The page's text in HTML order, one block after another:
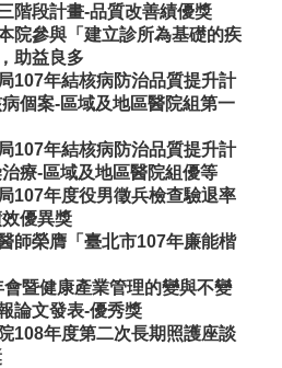
階段計畫-品質改善績優獎
院參與「建立診所為基礎的疾
助益良多
107年結核病防治品質提升計
個案-區域及地區醫院組第一
107年結核病防治品質提升計
療-區域及地區醫院組優等
107年度役男徵兵檢查驗退率
優異獎
師榮膺「臺北市107年廉能楷
會暨健康產業管理的變與不變
論文發表-優秀獎
108年度第二次長期照護座談